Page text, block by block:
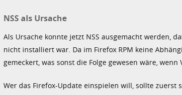
NSS als Ursache
Als Ursache konnte jetzt NSS ausgemacht werden,
nicht installiert war. Da im Firefox RPM keine
gemeckert, was sonst die Folge gewesen wäre, wenn
Wer das Firefox-Update einspielen will, sollte